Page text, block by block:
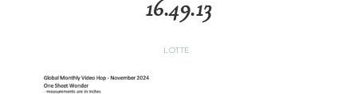
16.49.13
LOTTE